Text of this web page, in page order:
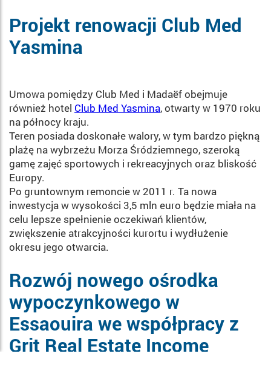
Projekt renowacji Club Med
Yasmina
Umowa pomiędzy Club Med i Madaëf obejmuje
również hotel Club Med Yasmina, otwarty w 1970 roku
na północy kraju.
Teren posiada doskonałe walory, w tym bardzo piękną
plażę na wybrzeżu Morza Śródziemnego, szeroką
gamę zajęć sportowych i rekreacyjnych oraz bliskość
Europy.
Po gruntownym remoncie w 2011 r. Ta nowa
inwestycja w wysokości 3,5 mln euro będzie miała na
celu lepsze spełnienie oczekiwań klientów,
zwiększenie atrakcyjności kurortu i wydłużenie
okresu jego otwarcia.
Rozwój nowego ośrodka
wypoczynkowego w
Essaouira we współpracy z
Grit Real Estate Income